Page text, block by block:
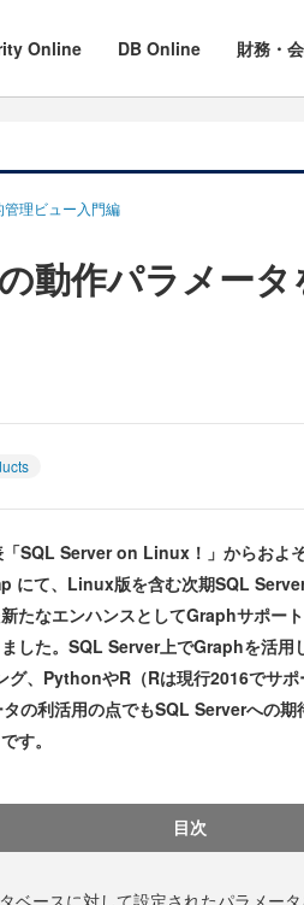
Online DB Online 財務・
理ビュー入門編
動作パラメータ
SQL Server on Linux！」からおよ
にて、Linux版を含む次期SQL
たなエンハンスとしてGraphサポー
した。SQL Server上でGraphを活用
グ、PythonやR（Rは現行2016でサ
の利活用の点でもSQL Serverへの
す。
目次
ベースに対して設定されたパラメー